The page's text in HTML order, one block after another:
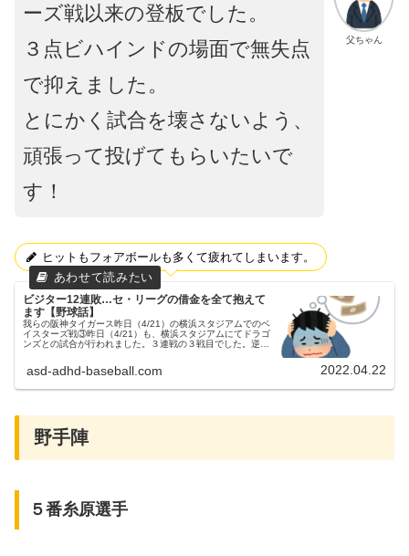
父ちゃん
ーズ戦以来の登板でした。
３点ビハインドの場面で無失点
で抑えました。
とにかく試合を壊さないよう、
頑張って投げてもらいたいで
す！
ヒットもフォアボールも多くて疲れてしまいます。
ビジター12連敗…セ・リーグの借金を全て抱えて
ます【野球話】
我らの阪神タイガース昨日（4/21）の横浜スタジアムでのベ
イスターズ戦③昨日（4/21）も、横浜スタジアムにてドラゴ
ンズとの試合が行われました。３連戦の３戦目でした。逆転
す。予告先発この...
asd-adhd-baseball.com 2022.04.22
野手陣
５番糸原選手